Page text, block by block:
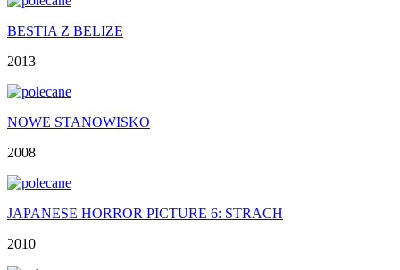
BESTIA Z BELIZE
2013
NOWE STANOWISKO
2008
JAPANESE HORROR PICTURE 6: STRACH
2010